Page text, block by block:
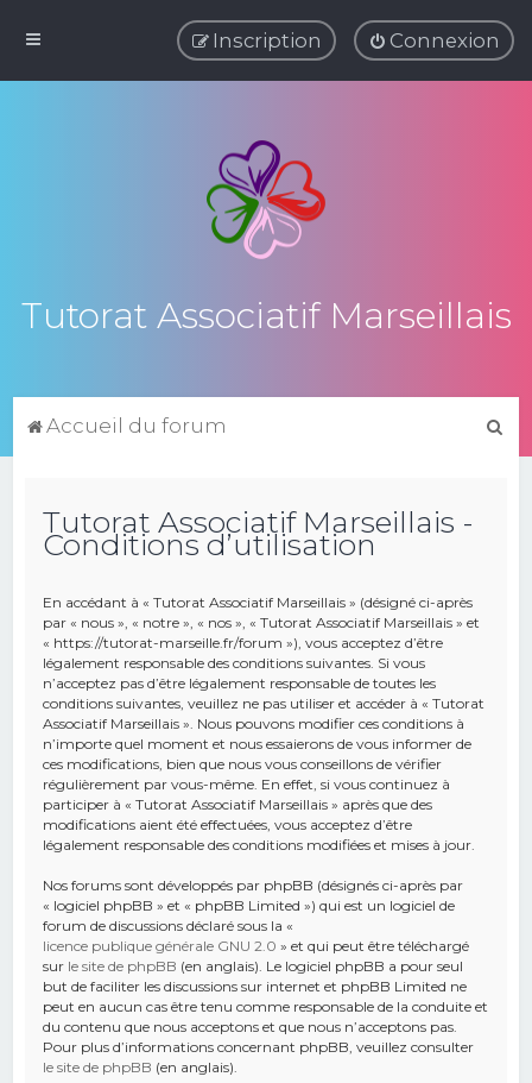
Connexion
Inscription
Tutorat Associatif Marseillais
Accueil du forum
Tutorat Associatif Marseillais -
Conditions d’utilisation
En accédant à « Tutorat Associatif Marseillais » (désigné ci-après
par « nous », « notre », « nos », « Tutorat Associatif Marseillais » et
« https://tutorat-marseille.fr/forum »), vous acceptez d’être
légalement responsable des conditions suivantes. Si vous
n’acceptez pas d’être légalement responsable de toutes les
conditions suivantes, veuillez ne pas utiliser et accéder à « Tutorat
Associatif Marseillais ». Nous pouvons modifier ces conditions à
n’importe quel moment et nous essaierons de vous informer de
ces modifications, bien que nous vous conseillons de vérifier
régulièrement par vous-même. En effet, si vous continuez à
participer à « Tutorat Associatif Marseillais » après que des
modifications aient été effectuées, vous acceptez d’être
légalement responsable des conditions modifiées et mises à jour.
Nos forums sont développés par phpBB (désignés ci-après par
« logiciel phpBB » et « phpBB Limited ») qui est un logiciel de
forum de discussions déclaré sous la «
licence publique générale GNU 2.0 » et qui peut être téléchargé
sur le site de phpBB (en anglais). Le logiciel phpBB a pour seul
but de faciliter les discussions sur internet et phpBB Limited ne
peut en aucun cas être tenu comme responsable de la conduite et
du contenu que nous acceptons et que nous n’acceptons pas.
Pour plus d’informations concernant phpBB, veuillez consulter
le site de phpBB (en anglais).